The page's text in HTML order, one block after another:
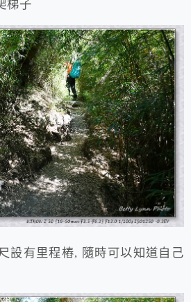
梯子
設有里程樁, 隨時可以知道自己